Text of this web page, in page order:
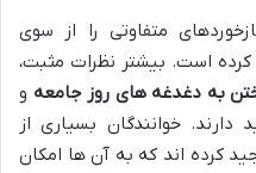
متفاوتی را از سوی
کرده است. بیشتر نظرات مثبت،
به دغدغه های روز جامعه و
دارند. خوانندگان بسیاری از
کرده اند که به آن ها امکان